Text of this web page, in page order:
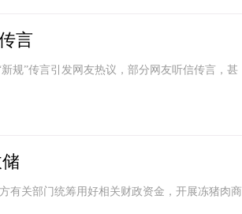
言
规”传言引发网友热议，部分网友听信传言，甚
有关部门统筹用好相关财政资金，开展冻猪肉商